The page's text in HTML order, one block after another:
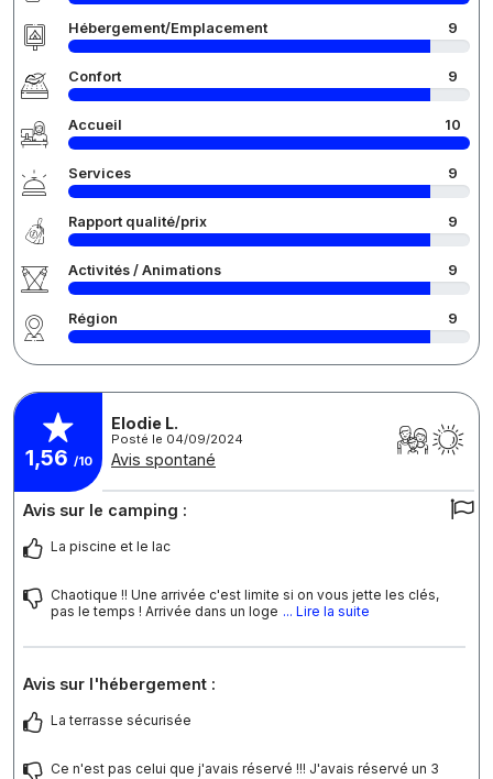
Hébergement/Emplacement 9
Confort 9
Accueil 10
Services 9
Rapport qualité/prix 9
Activités / Animations 9
Région 9
1,56 /10
Elodie L.
Posté le 04/09/2024
Avis spontané
Avis sur le camping :
La piscine et le lac
Chaotique !! Une arrivée c'est limite si on vous jette les clés,
pas le temps ! Arrivée dans un loge ... Lire la suite
Avis sur l'hébergement :
La terrasse sécurisée
Ce n'est pas celui que j'avais réservé !!! J'avais réservé un 3